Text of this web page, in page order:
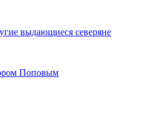
выдающиеся северяне
Поповым